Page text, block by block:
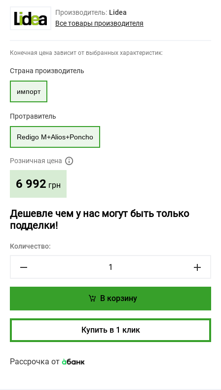
Производитель: Lidea
Все товары производителя
Конечная цена зависит от выбранных характеристик:
Страна производитель
импорт
Протравитель
Redigo M+Alios+Poncho
Розничная цена
6 992 грн
Дешевле чем у нас могут быть только
подделки!
Количество:
В корзину
Купить в 1 клик
Рассрочка от